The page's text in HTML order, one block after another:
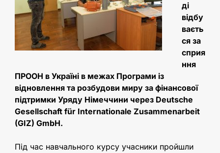
ді
відбу
ваєть
ся за
сприя
ння
ПРООН в Україні в межах Програми із
відновлення та розбудови миру за фінансової
підтримки Уряду Німеччини через Deutsche
Gesellschaft für Internationale Zusammenarbeit
(GIZ) GmbH.
Під час навчального курсу учасники пройшли